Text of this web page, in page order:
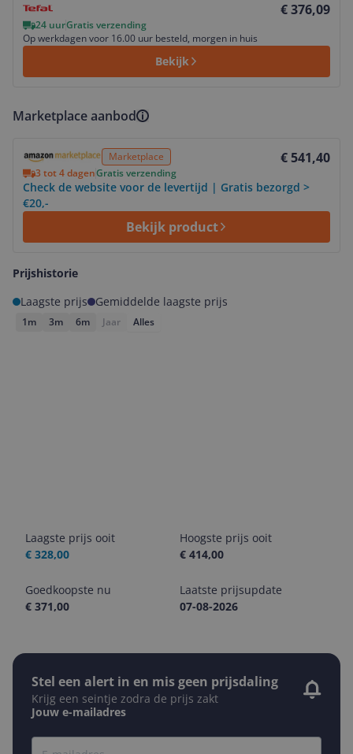
€ 376,09
24 uurGratis verzending
Op werkdagen voor 16.00 uur besteld, morgen in huis
Bekijk
Marketplace aanbod
Marketplace € 541,40
3 tot 4 dagenGratis verzending
Check de website voor de levertijd | Gratis bezorgd >
€20,-
Bekijk product
Prijshistorie
Laagste prijs
Gemiddelde laagste prijs
1m 3m 6m Jaar Alles
Laagste prijs ooit
€ 328,00
Hoogste prijs ooit
€ 414,00
Goedkoopste nu
€ 371,00
Laatste prijsupdate
07-08-2026
Stel een alert in en mis geen prijsdaling
Krijg een seintje zodra de prijs zakt
Jouw e-mailadres